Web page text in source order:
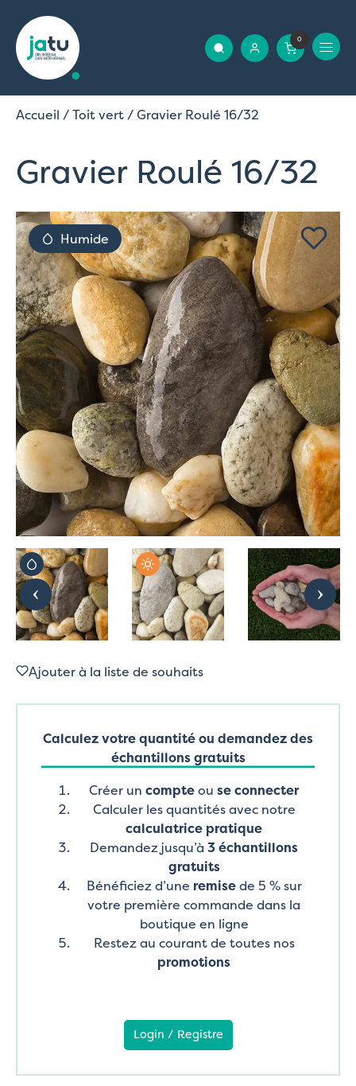
0
Accueil /Toit vert/ Gravier Roulé 16/32
Gravier Roulé 16/32
Humide
Ajouter à la liste de souhaits
Calculez votre quantité ou demandez des
échantillons gratuits
Créer un compteou se connecter
Calculer les quantités avec notre
calculatrice pratique
Demandez jusqu’à 3 échantillons
gratuits
Bénéficiez d’une remisede 5 % sur
votre première commande dans la
boutique en ligne
Restez au courant de toutes nos
promotions
Login / Registre